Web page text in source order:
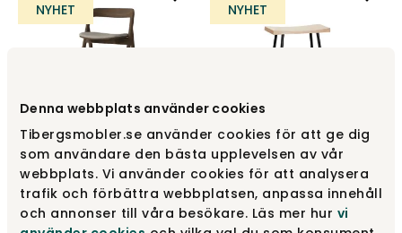
Denna webbplats använder cookies
Tibergsmobler.se använder cookies för att ge dig
som användare den bästa upplevelsen av vår
webbplats. Vi använder cookies för att analysera
trafik och förbättra webbplatsen, anpassa innehåll
och annonser till våra besökare. Läs mer hur vi
NYHET
Fenri Barstol | Klädd sits
NYHET
HC2 Barpall